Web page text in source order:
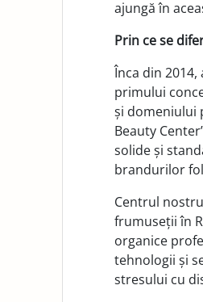
ajungă în
Prin ce se
Înca din
primului
și domeniului
Beauty
solide și
brandurilor
Centrul
frumuseții în
organice
tehnologii și
stresului cu